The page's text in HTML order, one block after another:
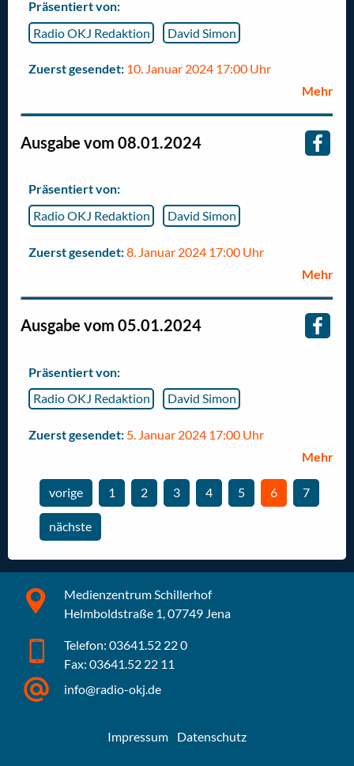
Präsentiert von:
Radio OKJ Redaktion
David Simon
Zuerst gesendet: 10. Januar 2024 17:00 Uhr
Mehr
Ausgabe vom 08.01.2024
Präsentiert von:
Radio OKJ Redaktion
David Simon
Zuerst gesendet:8. Januar 2024 17:00 Uhr
Mehr
Ausgabe vom 05.01.2024
Präsentiert von:
Radio OKJ Redaktion
David Simon
Zuerst gesendet: 5. Januar 2024 17:00 Uhr
Mehr
vorige
Seite Gehe zur Seite
1
Gehe zur Seite
2
Gehe zur Seite
3
Gehe zur Seite
4
Gehe zur Seite
5 Sie sind auf
6
Gehe
7
nächste
Seite
Medienzentrum Schillerhof
Helmboldstraße 1, 07749 Jena
Telefon: 03641.52 22 0
Fax: 03641.52 22 11
info@radio-okj.de
Impressum Datenschutz